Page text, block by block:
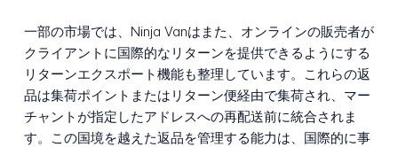
一部の市場では、Ninja Vanはまた、オンラインの販売者が
クライアントに国際的なリターンを提供できるようにする
リターンエクスポート機能も整理しています。これらの返
品は集荷ポイントまたはリターン便経由で集荷され、マー
チャントが指定したアドレスへの再配送前に統合されま
す。この国境を越えた返品を管理する能力は、国際的に事